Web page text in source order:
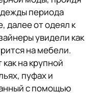
периода
далее от одеял к
увидели как
на мебели.
на крупной
пуфах и
с помощью